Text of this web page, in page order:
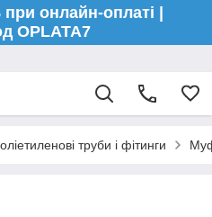
онлайн-оплаті |
OPLATA7
труби і фітинги